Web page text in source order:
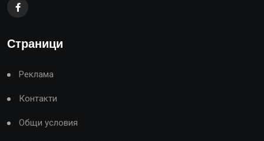
Страници
Реклама
Контакти
Общи условия